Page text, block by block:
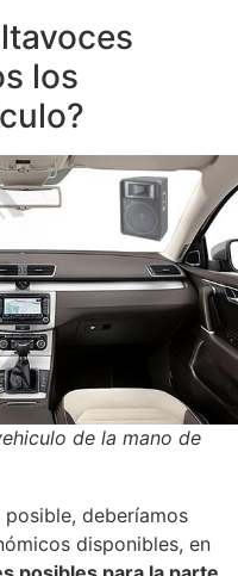
los
de la mano de
deberíamos
disponibles, en